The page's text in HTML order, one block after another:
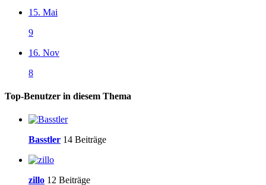
15. Mai
9
16. Nov
8
Top-Benutzer in diesem Thema
Basstler 14 Beiträge
zillo 12 Beiträge